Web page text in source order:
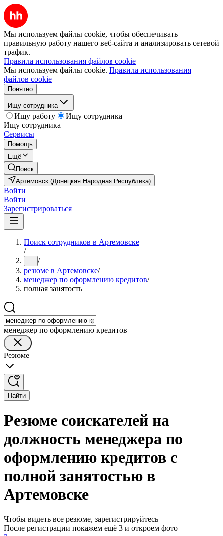
Мы используем файлы cookie, чтобы обеспечивать
правильную работу нашего веб-сайта и анализировать сетевой
трафик.
Правила использования файлов cookie
Мы используем файлы cookie. Правила использования
файлов cookie
Понятно
Ищу сотрудника
Ищу работу
Ищу сотрудника
Ищу сотрудника
Сервисы
Помощь
Ещё
Поиск
Артемовск (Донецкая Народная Республика)
Войти
Войти
Зарегистрироваться
Поиск сотрудников в Артемовске
/
... /
резюме в Артемовске/
менеджер по оформлению кредитов/
полная занятость
менеджер по оформлению кредитов
Резюме
Найти
Резюме соискателей на
должность менеджера по
оформлению кредитов с
полной занятостью в
Артемовске
Чтобы видеть все резюме, зарегистрируйтесь
После регистрации покажем ещё 3 и откроем фото